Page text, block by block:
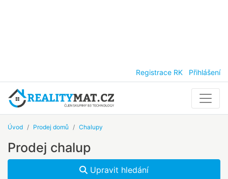
Registrace RK Přihlášení
Úvod Prodej domů Chalupy
Prodej chalup
Upravit hledání